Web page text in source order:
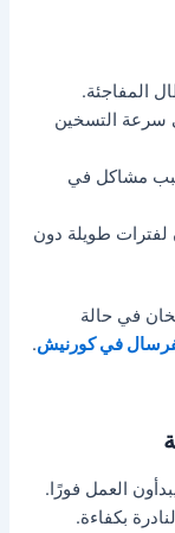
المفاجئة.
سرعة التسخين
مشاكل في
طويلة دون
في حالة
في كورنيش.
العمل فورًا.
بكفاءة.